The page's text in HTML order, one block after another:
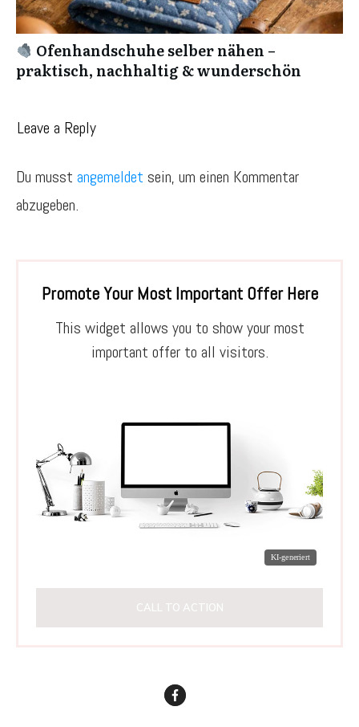
Ofenhandschuhe selber nähen –
praktisch, nachhaltig & wunderschön
Leave a Reply
Du musst angemeldet sein, um einen Kommentar
abzugeben.
Promote Your Most Important Offer Here
This widget allows you to show your most
important offer to all visitors.
CALL TO ACTION